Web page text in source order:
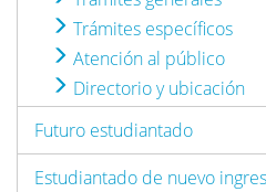
Trámites específicos
Atención al público
Directorio y ubicación
Futuro estudiantado
Estudiantado de nuevo